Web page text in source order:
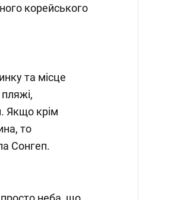
корейського
та місце
Якщо крім
то
Сонгеп.